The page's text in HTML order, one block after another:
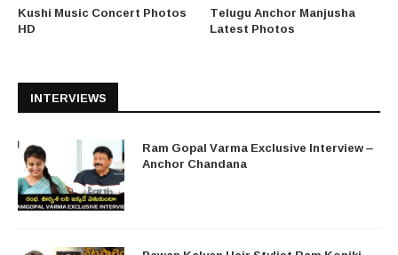
Kushi Music Concert Photos
HD
Telugu Anchor Manjusha
Latest Photos
INTERVIEWS
Ram Gopal Varma Exclusive Interview –
Anchor Chandana